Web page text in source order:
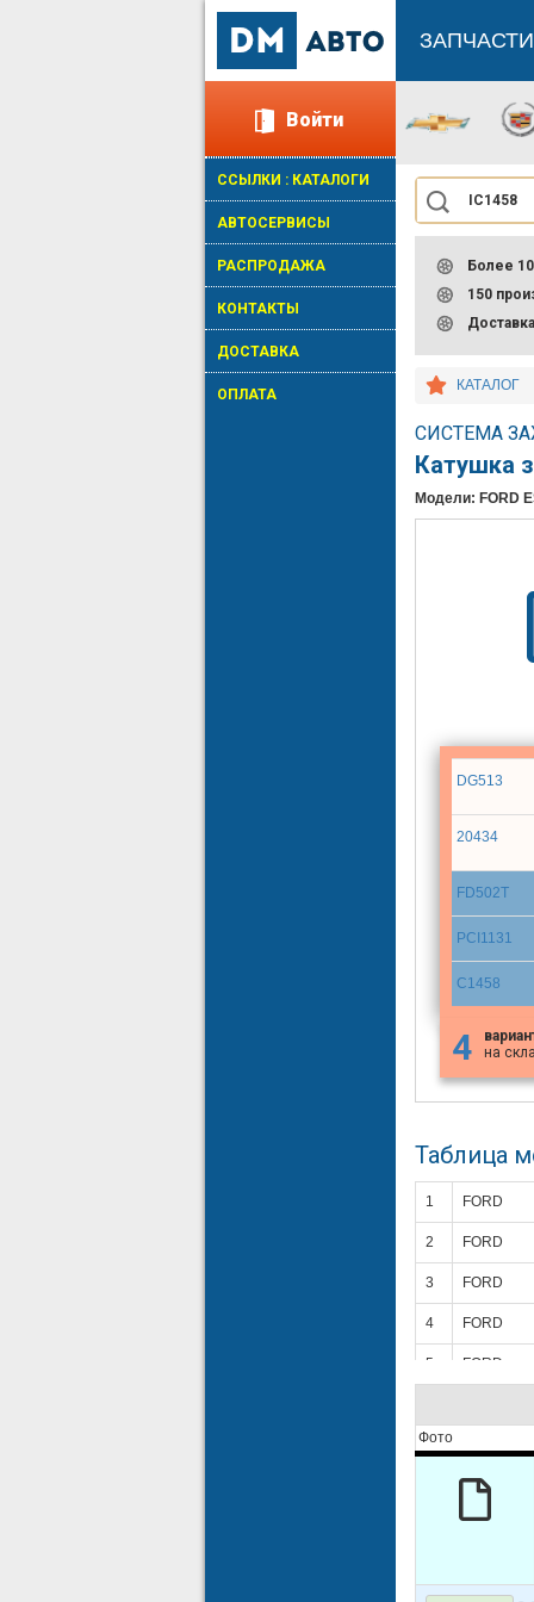
Войти
ССЫЛКИ : КАТАЛОГИ
АВТОСЕРВИСЫ
РАСПРОДАЖА
КОНТАКТЫ
ДОСТАВКА
ОПЛАТА
Более
150
Доставка
КАТАЛОГ
СИСТЕМА
Катушка
Модели: FORD
DG513
20434
FD502T
PCI1131
C1458
4
на
Таблица
1 FORD
2 FORD
3 FORD
4 FORD
5 FORD
7
FORD
MAZDA
Фото